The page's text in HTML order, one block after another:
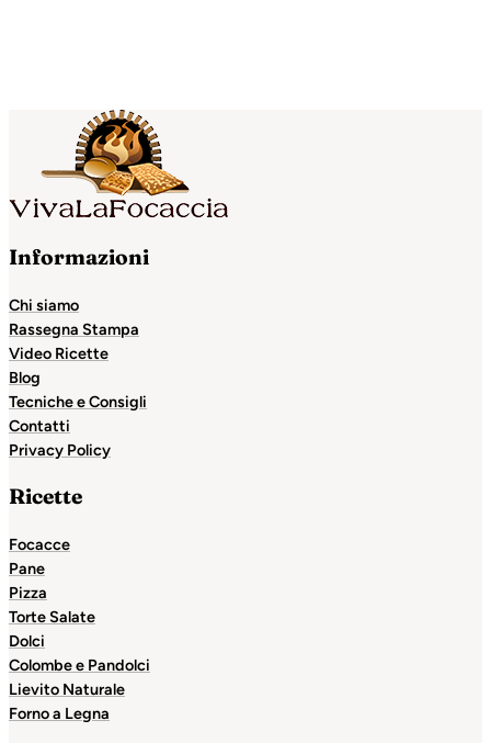
Informazioni
Chi siamo
Rassegna Stampa
Video Ricette
Blog
Tecniche e Consigli
Contatti
Privacy Policy
Ricette
Focacce
Pane
Pizza
Torte Salate
Dolci
Colombe e Pandolci
Lievito Naturale
Forno a Legna